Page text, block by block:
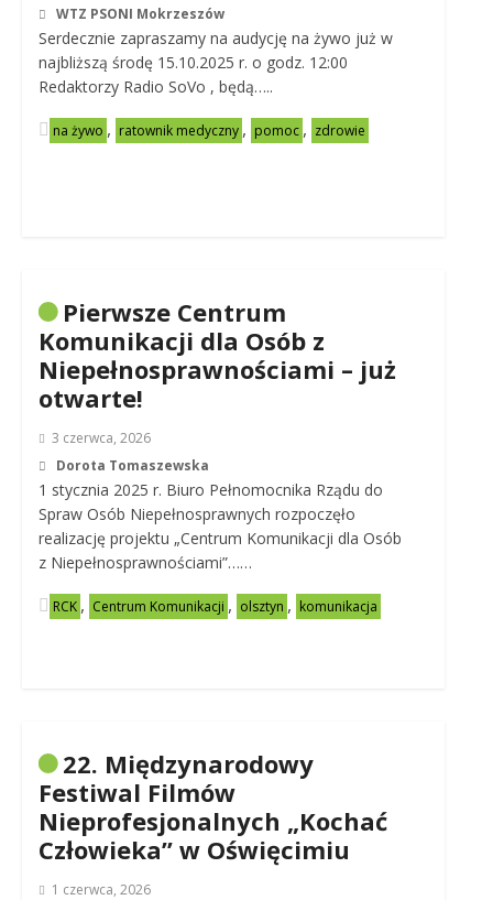
WTZ PSONI Mokrzeszów
Serdecznie zapraszamy na audycję na żywo już w
najbliższą środę 15.10.2025 r. o godz. 12:00
Redaktorzy Radio SoVo , będą…..
na żywo , ratownik medyczny , pomoc , zdrowie
Pierwsze Centrum
Komunikacji dla Osób z
Niepełnosprawnościami – już
otwarte!
3 czerwca, 2026
Dorota Tomaszewska
1 stycznia 2025 r. Biuro Pełnomocnika Rządu do
Spraw Osób Niepełnosprawnych rozpoczęło
realizację projektu „Centrum Komunikacji dla Osób
z Niepełnosprawnościami”……
RCK , Centrum Komunikacji , olsztyn , komunikacja
22. Międzynarodowy
Festiwal Filmów
Nieprofesjonalnych „Kochać
Człowieka” w Oświęcimiu
1 czerwca, 2026